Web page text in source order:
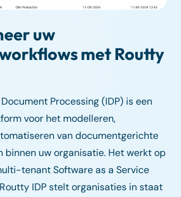
uw
met Routty
Processing (IDP) is een
voor het modelleren,
van documentgerichte
binnen uw organisatie. Het werkt op
tenant Software as a Service
IDP stelt organisaties in staat